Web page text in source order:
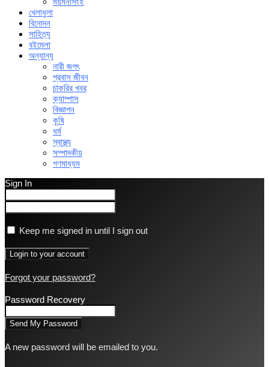
খেলাধুলা
বিনোদন
সাহিত্য
বইমেলা
অন্যান্য
নারী জগৎ
প্রবাস জীবন
চাকরির খবর
ক্যাম্পাস
বিজ্ঞাপন
কৃষি
ধর্ম
স্বাস্থ্য
সম্পাদকীয়
গণমাধ্যম
Sign In
Keep me signed in until I sign out
Forgot your password?
Password Recovery
A new password will be emailed to you.